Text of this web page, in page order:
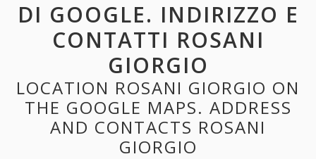
DI GOOGLE. INDIRIZZO E
CONTATTI ROSANI
GIORGIO
LOCATION ROSANI GIORGIO ON
THE GOOGLE MAPS. ADDRESS
AND CONTACTS ROSANI
GIORGIO